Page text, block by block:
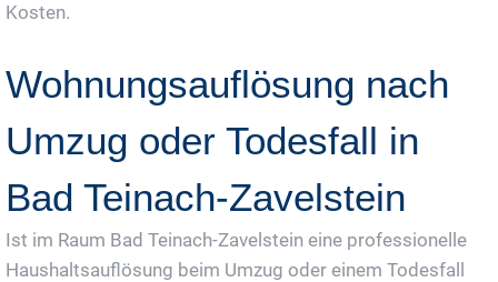
Kosten.
Wohnungsauflösung nach
Umzug oder Todesfall in
Bad Teinach-Zavelstein
Ist im Raum Bad Teinach-Zavelstein eine professionelle
Haushaltsauflösung beim Umzug oder einem Todesfall